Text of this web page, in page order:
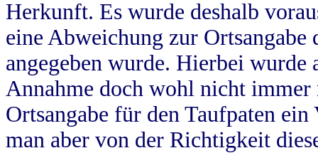
Herkunft. Es wurde deshalb
eine Abweichung zur
angegeben wurde. Hierbei wurde
Annahme doch wohl nicht
Ortsangabe für den Taufpaten
man aber von der Richtigkeit